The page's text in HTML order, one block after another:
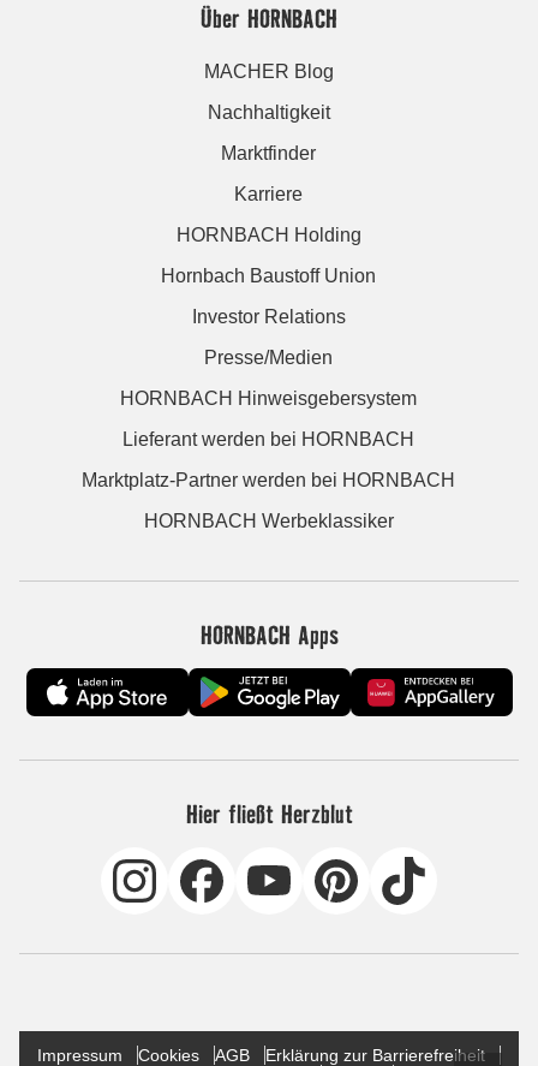
Über HORNBACH
MACHER Blog
Nachhaltigkeit
Marktfinder
Karriere
HORNBACH Holding
Hornbach Baustoff Union
Investor Relations
Presse/Medien
HORNBACH Hinweisgebersystem
Lieferant werden bei HORNBACH
Marktplatz-Partner werden bei HORNBACH
HORNBACH Werbeklassiker
HORNBACH Apps
Hier fließt Herzblut
Impressum Cookies AGB
Erklärung zur Barrierefreiheit